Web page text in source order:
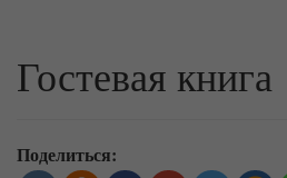
Гостевая книга
Поделиться: